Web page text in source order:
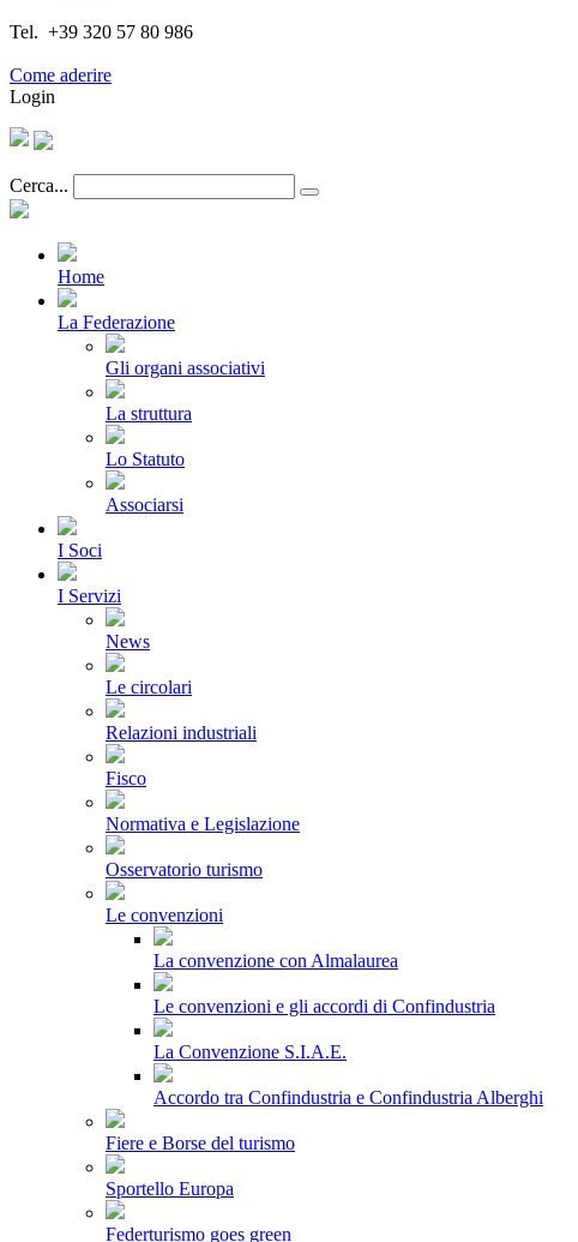
Tel. +39 320 57 80 986
Come aderire
Login
Cerca...
Home
La Federazione
Gli organi associativi
La struttura
Lo Statuto
Associarsi
I Soci
I Servizi
News
Le circolari
Relazioni industriali
Fisco
Normativa e Legislazione
Osservatorio turismo
Le convenzioni
La convenzione con Almalaurea
Le convenzioni e gli accordi di Confindustria
La Convenzione S.I.A.E.
Accordo tra Confindustria e Confindustria Alberghi
Fiere e Borse del turismo
Sportello Europa
Federturismo goes green